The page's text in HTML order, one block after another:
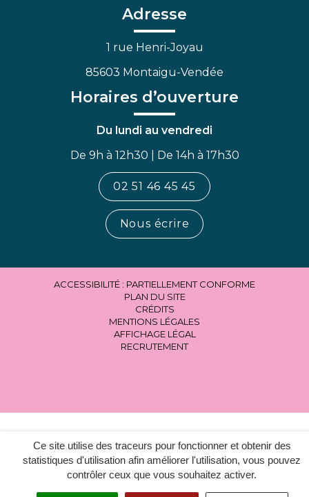
Ce site utilise des traceurs pour fonctionner et obtenir des
statistiques d'utilisation afin améliorer l'utilisation, vous pouvez
contrôler ceux que vous souhaitez activer.
Facebook
Adresse
1 rue Henri-Joyau
85603 Montaigu-Vendée
Horaires d’ouverture
Du lundi au vendredi
De 9h à 12h30 | De 14h à 17h30
02 51 46 45 45
Nous écrire
ACCESSIBILITÉ : PARTIELLEMENT CONFORME
PLAN DU SITE
CRÉDITS
MENTIONS LÉGALES
AFFICHAGE LÉGAL
RECRUTEMENT